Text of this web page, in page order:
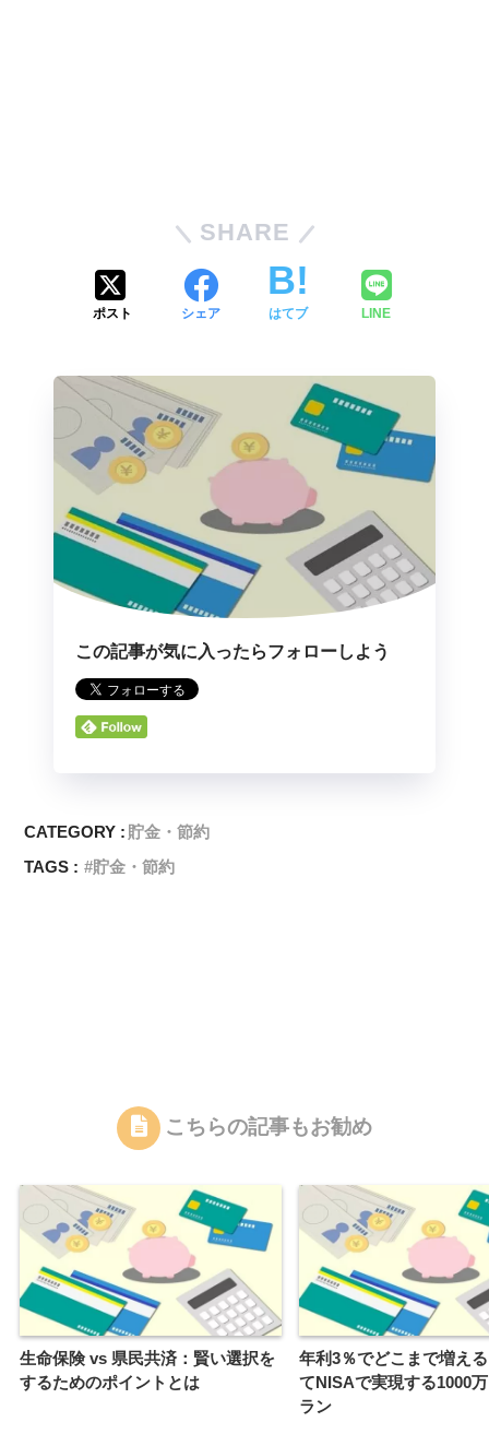
SHARE
ポスト シェア はてブ LINE
この記事が気に入ったらフォローしよう
CATEGORY : 貯金・節約
TAGS :
貯金・節約
こちらの記事もお勧め
生命保険 vs 県民共済：賢い選択を
するためのポイントとは
年利3％でどこまで増え
てNISAで実現する1000
ラン